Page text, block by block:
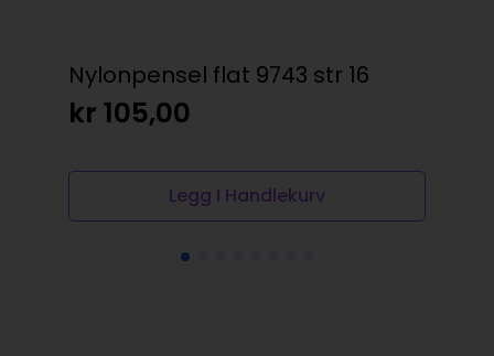
Nylonpensel flat 9743 str 16
kr 105,00
Legg I Handlekurv